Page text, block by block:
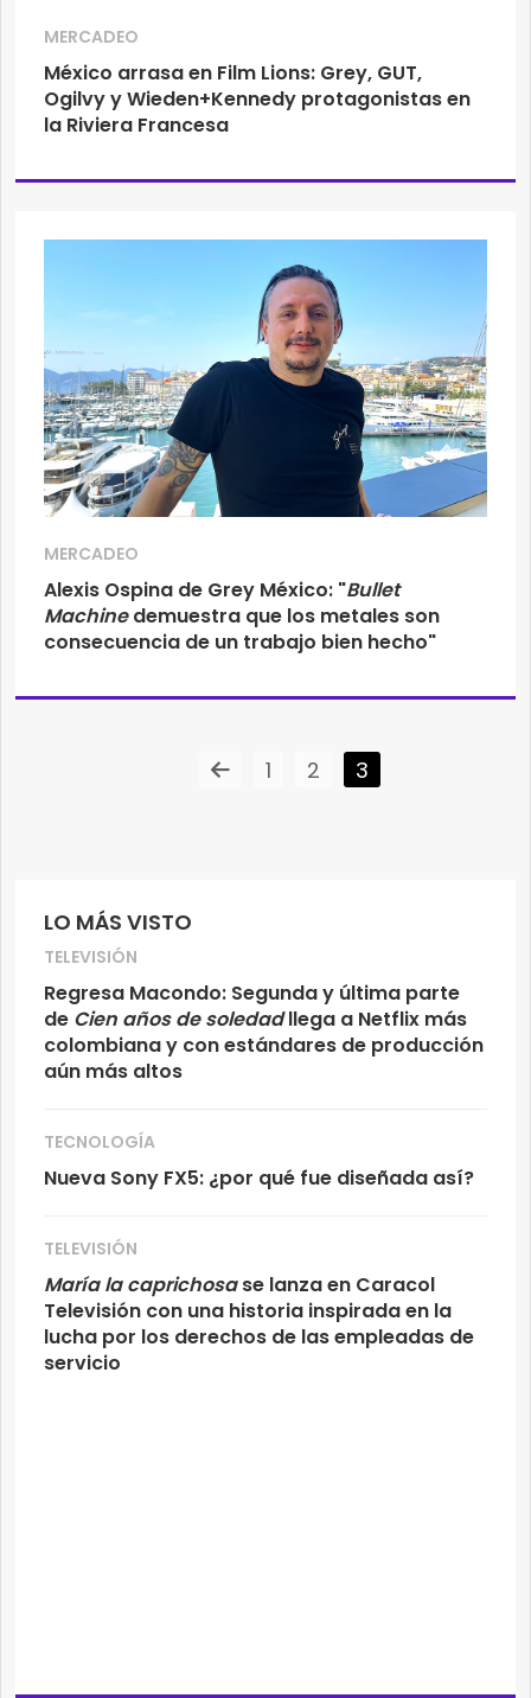
LO MÁS VISTO
TELEVISIÓN
Regresa Macondo: Segunda y última parte
de Cien años de soledadllega a Netflix más
colombiana y con estándares de producción
aún más altos
TECNOLOGÍA
Nueva Sony FX5: ¿por qué fue diseñada así?
TELEVISIÓN
María la caprichosase lanza en Caracol
Televisión con una historia inspirada en la
lucha por los derechos de las empleadas de
servicio
MERCADEO
México arrasa en Film Lions: Grey, GUT,
Ogilvy y Wieden+Kennedy protagonistas en
la Riviera Francesa
MERCADEO
Alexis Ospina de Grey México: "Bullet
Machinedemuestra que los metales son
consecuencia de un trabajo bien hecho"
1 2 3